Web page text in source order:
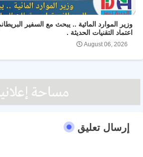
وزير الموارد المائية .. يبحث مع السفير
اعتماد التقنيات الحديثة .
August 06, 2026
إرسال تعليق